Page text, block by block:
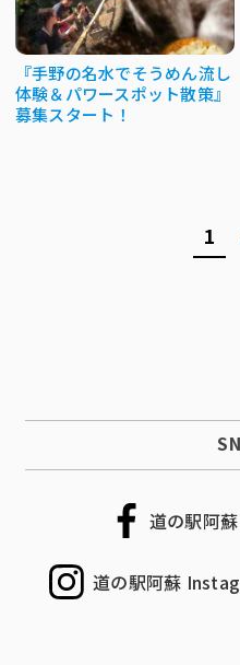
『手野の名水でそうめん流し
体験＆パワースポット散策』
募集スタート！
1
道の駅阿
道の駅阿蘇